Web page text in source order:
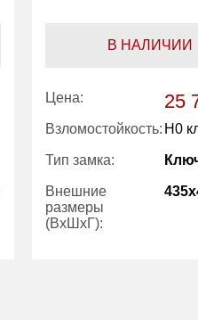
В НАЛИЧИИ
Цена: 25
Взломостойкость: H0
Тип замка:
Внешние
размеры
(ВхШхГ):